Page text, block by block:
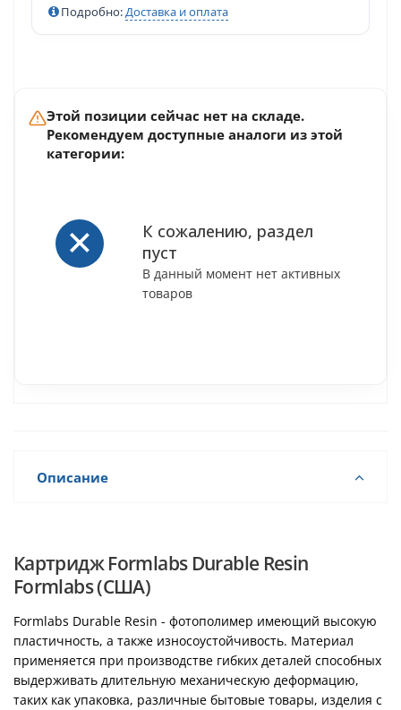
Подробно:Доставка и оплата
Этой позиции сейчас нет на складе.
Рекомендуем доступные аналоги из этой
категории:
К сожалению, раздел
пуст
В данный момент нет активных
товаров
Описание
Картридж Formlabs Durable Resin
Formlabs (США)
Formlabs Durable Resin - фотополимер имеющий высокую
пластичность, а также износоустойчивость. Материал
применяется при производстве гибких деталей способных
выдерживать длительную механическую деформацию,
таких как упаковка, различные бытовые товары, изделия с